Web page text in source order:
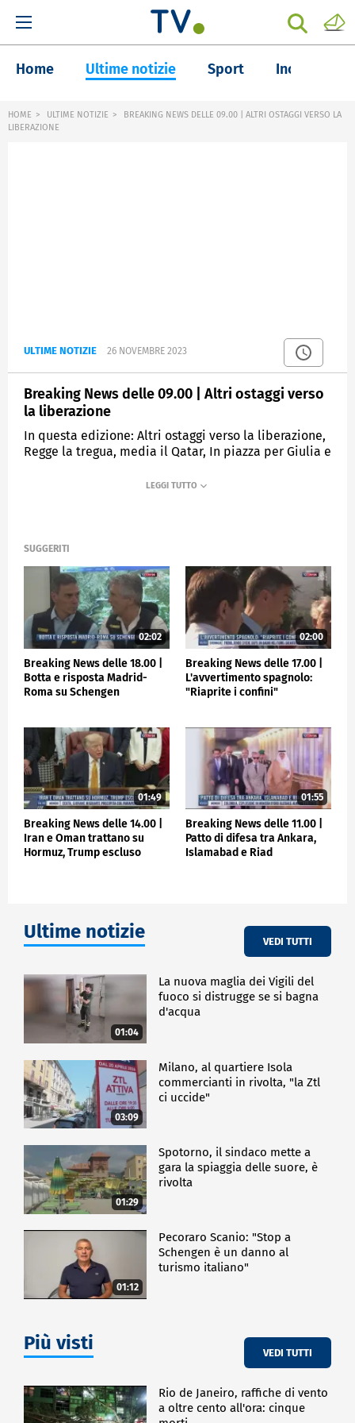
Home Ultime notizie Sport Inchieste
HOME ULTIME NOTIZIE
BREAKING NEWS DELLE 09.00 | ALTRI OSTAGGI VERSO LA
LIBERAZIONE
ULTIME NOTIZIE 26 NOVEMBRE 2023
Breaking News delle 09.00 | Altri ostaggi verso
la liberazione
In questa edizione: Altri ostaggi verso la liberazione,
Regge la tregua, media il Qatar, In piazza per Giulia e
Coppa Davis, Sinner in finale, Calcio, il Milan batte la
SUGGERITI
02:02
Breaking News delle 18.00 |
Botta e risposta Madrid-
Roma su Schengen
02:00
Breaking News delle 17.00 |
L'avvertimento spagnolo:
"Riaprite i confini"
01:49
Breaking News delle 14.00 |
Iran e Oman trattano su
Hormuz, Trump escluso
01:55
Breaking News delle 11.00 |
Patto di difesa tra Ankara,
Islamabad e Riad
Ultime notizie VEDI TUTTI
01:04
La nuova maglia dei Vigili del
fuoco si distrugge se si bagna
d'acqua
03:09
Milano, al quartiere Isola
commercianti in rivolta, "la Ztl
ci uccide"
01:29
Spotorno, il sindaco mette a
gara la spiaggia delle suore, è
rivolta
01:12
Pecoraro Scanio: "Stop a
Schengen è un danno al
turismo italiano"
Più visti VEDI TUTTI
Rio de Janeiro, raffiche di vento
a oltre cento all'ora: cinque